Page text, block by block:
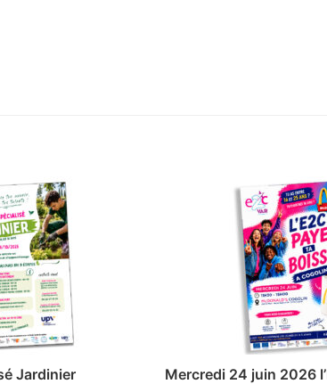
Jardinier
Mercredi 24 juin 2026